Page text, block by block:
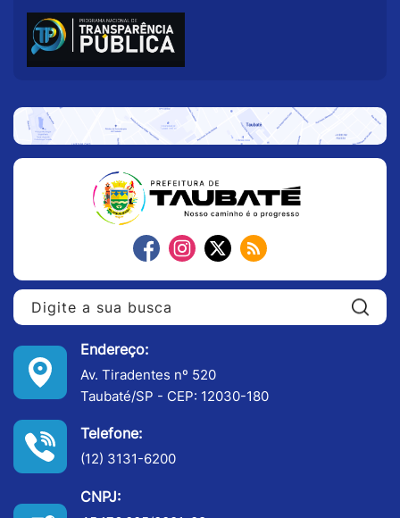
Endereço:
Av. Tiradentes nº 520
Taubaté/SP - CEP: 12030-180
Telefone:
(12) 3131-6200
CNPJ: